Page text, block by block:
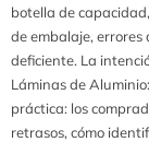
botella de
de embalaje,
deficiente. La
Láminas de
práctica: los
retrasos, cómo